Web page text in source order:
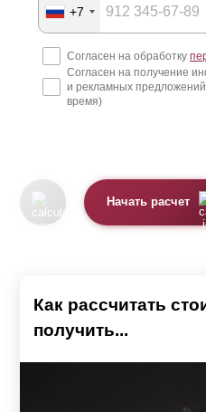
+7
Согласен на обработку
Согласен на получение
и рекламных
время)
Начать расчет
Как рассчитать
получить...